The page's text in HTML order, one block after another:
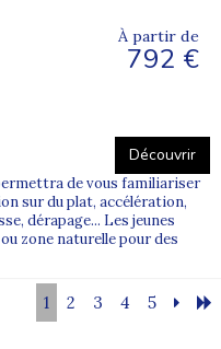
À partir de
792 €
Découvrir
de vous familiariser
sur du plat, accélération,
dérapage... Les jeunes
zone naturelle pour des
1 2 3 4 5